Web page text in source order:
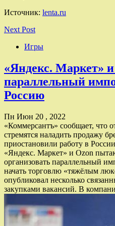
Источник: lenta.ru
Next Post
Игры
«Яндекс. Маркет»
параллельный
Россию
Пн Июн 20 , 2022
«Коммерсантъ» сообщает, что
стремятся наладить продажу
приостановили работу в
«Яндекс. Маркет» и Ozon
организовать параллельный
начать торговлю «тяжёлым
опубликовал несколько
закупками вакансий. В